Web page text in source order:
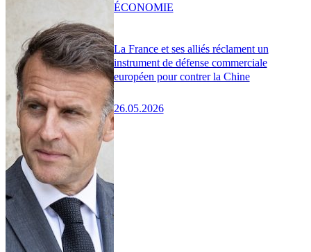
La France et ses alliés réclament un
instrument de défense commerciale
européen pour contrer la Chine
26.05.2026
ÉCONOMIE